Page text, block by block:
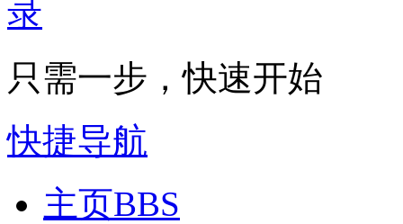
只需一步，快速开始
快捷导航
主页BBS